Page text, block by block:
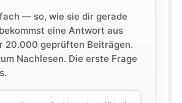
— so, wie sie dir gerade
eine Antwort aus
20.000 geprüften Beiträgen.
Nachlesen. Die erste Frage